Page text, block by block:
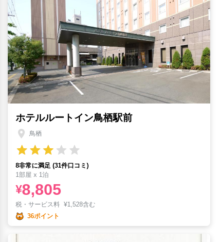
ホテルルートイン鳥栖駅前
鳥栖
8非常に満足 (31件口コミ)
1部屋 x 1泊
¥8,805
税・サービス料 ¥1,528含む
36ポイント